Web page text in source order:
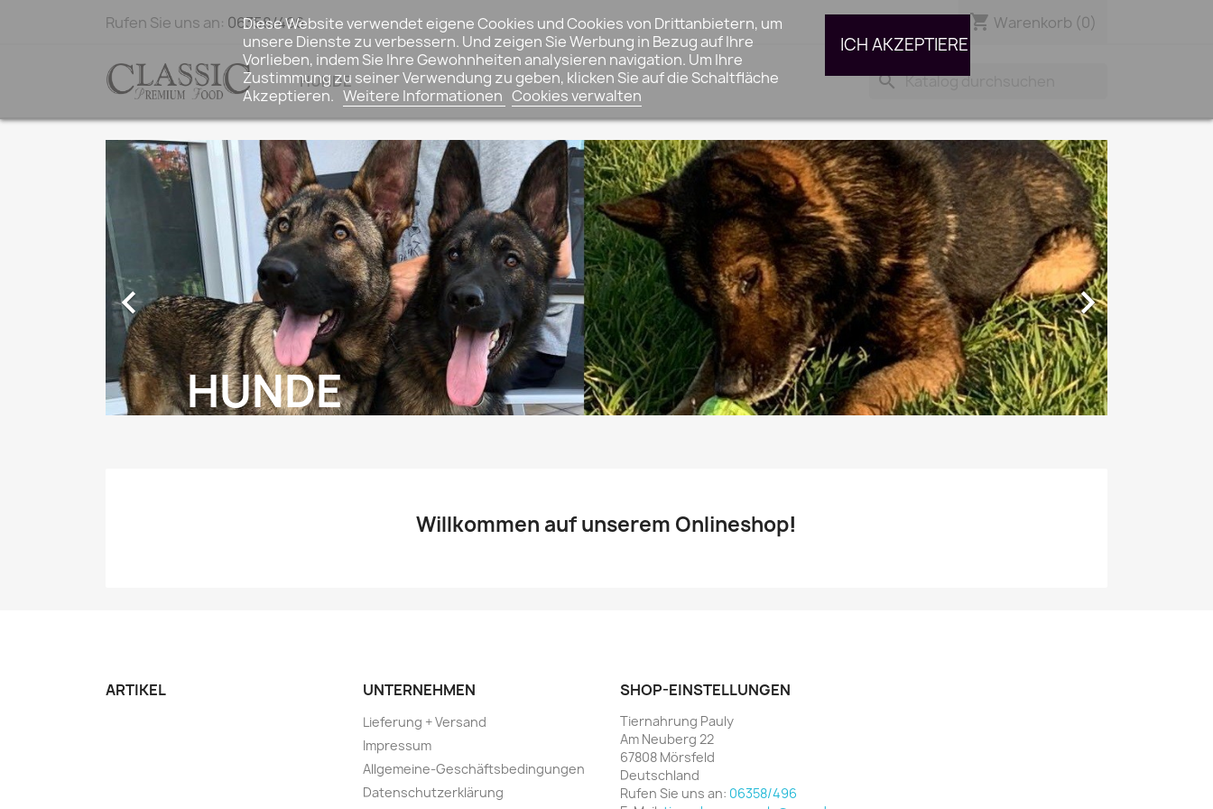
Rufen Sie uns an: 06358/496 shopping_cart Warenkorb (0)
HUNDE search
HUNDE
 
Willkommen auf unserem Onlineshop!
ARTIKEL UNTERNEHMEN
Lieferung + Versand
Impressum
Allgemeine-Geschäftsbedingungen
Datenschutzerklärung
SHOP-EINSTELLUNGEN
Tiernahrung Pauly
Am Neuberg 22
67808 Mörsfeld
Deutschland
Rufen Sie uns an: 06358/496
Diese Website verwendet eigene Cookies und Cookies von Drittanbietern, um
unsere Dienste zu verbessern. Und zeigen Sie Werbung in Bezug auf Ihre
Vorlieben, indem Sie Ihre Gewohnheiten analysieren navigation. Um Ihre
Zustimmung zu seiner Verwendung zu geben, klicken Sie auf die Schaltfläche
Akzeptieren. Weitere Informationen Cookies verwalten
ICH AKZEPTIERE